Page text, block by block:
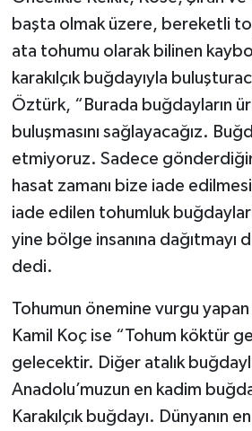
başta olmak üzere, bereketli
ata tohumu olarak bilinen
karakılçık buğdayıyla
Öztürk, “Burada buğdayların
buluşmasını sağlayacağız.
etmiyoruz. Sadece
hasat zamanı bize iade
iade edilen tohumluk
yine bölge insanına dağıtmayı
dedi.
Tohumun önemine vurgu yapan
Kamil Koç ise “Tohum köktür
gelecektir. Diğer atalık
Anadolu’muzun en kadim
Karakılçık buğdayı. Dünyanın